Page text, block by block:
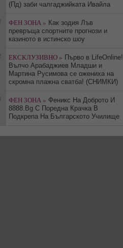
(Пд) заби чалгаджийката Ивайла
ФЕН ЗОНА » Как зодия Лъв
превръща спортните прогнози и
казиното в истинско шоу
ЕКСКЛУЗИВНО » Първо в LifeOnline!
Вълчо Арабаджиев Младши и
Мартина Русимова сe oжениха на
скромна плажна сватба! (СНИМКИ)
ФЕН ЗОНА » Феникс На Доброто И
8888.Bg С Поредна Крачка В
Подкрепа На Българското Училище